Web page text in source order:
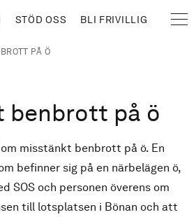
STÖD OSS BLI FRIVILLIG
PÅ Ö
benbrott på ö
om misstänkt benbrott på ö. En
befinner sig på en närbelägen ö,
SOS och personen överens om
till lotsplatsen i Bönan och att